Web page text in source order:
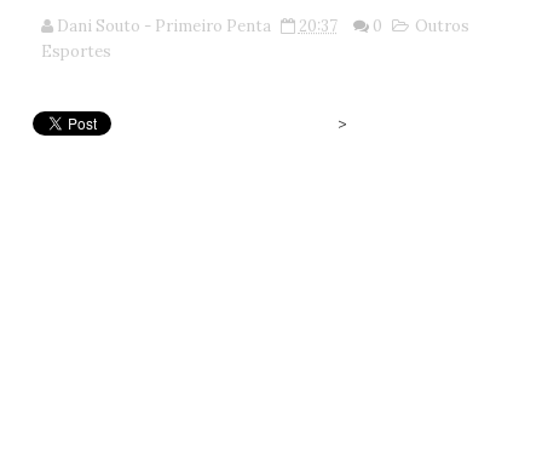
Dani Souto - Primeiro Penta 20:37 0
Outros
Esportes
>